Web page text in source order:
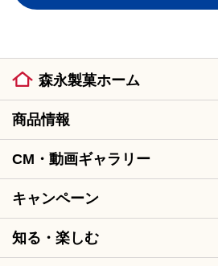
森永製菓ホーム
商品情報
CM・動画ギャラリー
キャンペーン
知る・楽しむ